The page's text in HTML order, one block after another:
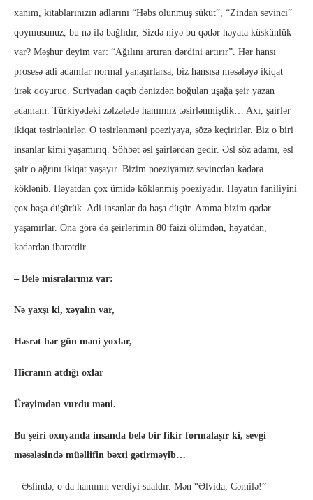
xanım, kitablarınızın adlarını “Həbs olunmuş sükut”, “Zindan sevinci”
qoymusunuz, bu nə ilə bağlıdır, Sizdə niyə bu qədər həyata küskünlük
var? Məşhur deyim var: “Ağılını artıran dərdini artırır”. Hər hansı
prosesə adi adamlar normal yanaşırlarsa, biz hansısa məsələyə ikiqat
ürək qoyuruq. Suriyadan qaçıb dənizdən boğulan uşağa şeir yazan
adamam. Türkiyədəki zəlzələdə hamımız təsirlənmişdik… Axı, şairlər
ikiqat təsirlənirlər. O təsirlənməni poeziyaya, sözə keçirirlər. Biz o biri
insanlar kimi yaşamırıq. Söhbət əsl şairlərdən gedir. Əsl söz adamı, əsl
şair o ağrını ikiqat yaşayır. Bizim poeziyamız sevincdən kədərə
köklənib. Həyatdan çox ümidə köklənmiş poeziyadır. Həyatın faniliyini
çox başa düşürük. Adi insanlar da başa düşür. Amma bizim qədər
yaşamırlar. Ona görə də şeirlərimin 80 faizi ölümdən, həyatdan,
kədərdən ibarətdir.
– Belə misralarınız var:
Nə yaxşı ki, xəyalın var,
Həsrət hər gün məni yoxlar,
Hicranın atdığı oxlar
Ürəyimdən vurdu məni.
Bu şeiri oxuyanda insanda belə bir fikir formalaşır ki, sevgi
məsələsində müəllifin bəxti gətirməyib…
– Əslində, o da hamının verdiyi sualdır. Mən “Əlvida, Cəmilə!”